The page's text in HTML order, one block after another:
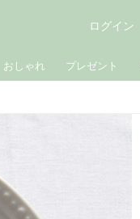
おしゃれ プレゼント
ログイン